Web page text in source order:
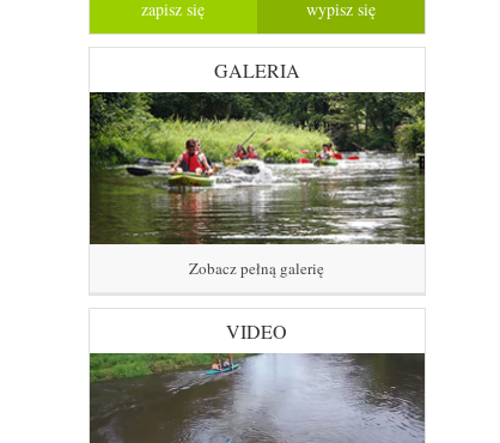
GALERIA
Zobacz pełną galerię
VIDEO